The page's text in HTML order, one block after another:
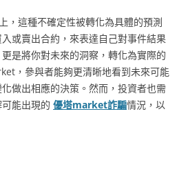
，這種不確定性被轉化為具體的預測
或賣出合約，來表達自己對事件結果
是將你對未來的洞察，轉化為實際的
，參與者能夠更清晰地看到未來可能
做出相應的決策。然而，投資者也需
能出現的 優塔market詐騙情況，以